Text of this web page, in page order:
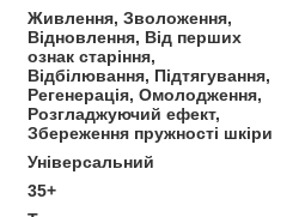
Живлення, Зволоження,
Відновлення, Від перших
ознак старіння,
Відбілювання, Підтягування,
Регенерація, Омолодження,
Розгладжуючий ефект,
Збереження пружності шкіри
Універсальний
35+